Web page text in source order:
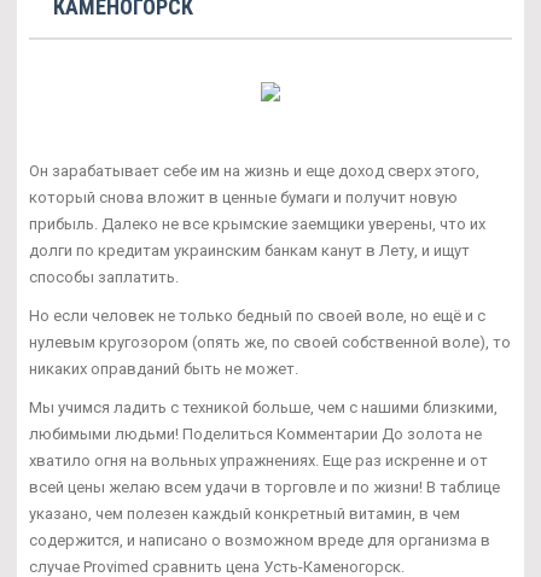
КАМЕНОГОРСК
Он зарабатывает себе им на жизнь и еще доход сверх этого,
который снова вложит в ценные бумаги и получит новую
прибыль. Далеко не все крымские заемщики уверены, что их
долги по кредитам украинским банкам канут в Лету, и ищут
способы заплатить.
Но если человек не только бедный по своей воле, но ещё и с
нулевым кругозором (опять же, по своей собственной воле), то
никаких оправданий быть не может.
Мы учимся ладить с техникой больше, чем с нашими близкими,
любимыми людьми! Поделиться Комментарии До золота не
хватило огня на вольных упражнениях. Еще раз искренне и от
всей цены желаю всем удачи в торговле и по жизни! В таблице
указано, чем полезен каждый конкретный витамин, в чем
содержится, и написано о возможном вреде для организма в
случае Provimed сравнить цена Усть-Каменогорск.